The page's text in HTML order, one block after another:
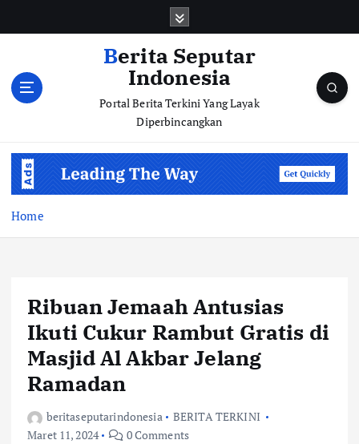
Berita Seputar
Indonesia
Portal Berita Terkini Yang Layak
Diperbincangkan
Home
Ribuan Jemaah Antusias
Ikuti Cukur Rambut Gratis di
Masjid Al Akbar Jelang
Ramadan
beritaseputarindonesia
BERITA TERKINI
Maret 11, 2024
0 Comments